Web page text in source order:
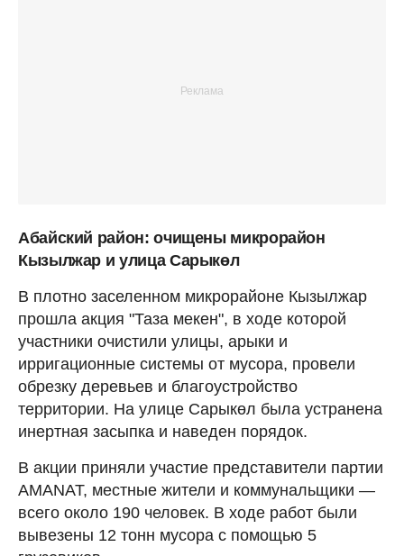
Абайский район: очищены микрорайон
Кызылжар и улица Сарыкөл
В плотно заселенном микрорайоне Кызылжар
прошла акция "Таза мекен", в ходе которой
участники очистили улицы, арыки и
ирригационные системы от мусора, провели
обрезку деревьев и благоустройство
территории. На улице Сарыкөл была устранена
инертная засыпка и наведен порядок.
В акции приняли участие представители партии
AMANAT, местные жители и коммунальщики —
всего около 190 человек. В ходе работ были
вывезены 12 тонн мусора с помощью 5